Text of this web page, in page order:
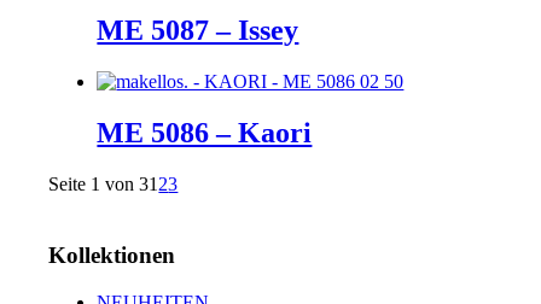
ME 5087 – Issey
ME 5086 – Kaori
Seite 1 von 31 23
Kollektionen